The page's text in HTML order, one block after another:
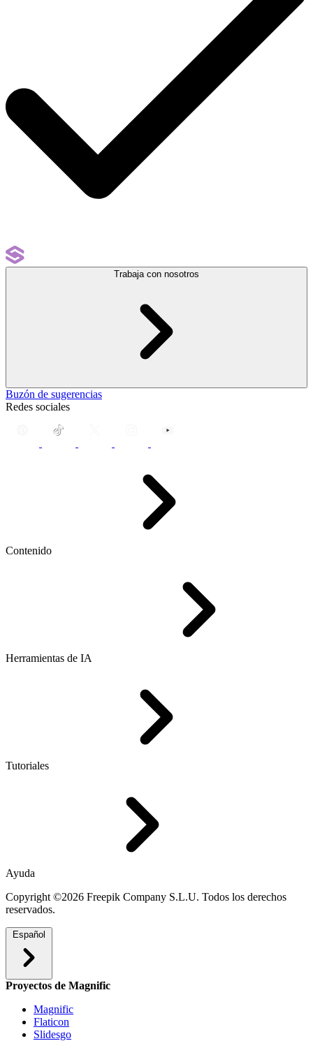
Trabaja con nosotros
Buzón de sugerencias
Redes sociales
Contenido
Herramientas de IA
Tutoriales
Ayuda
Copyright ©2026 Freepik Company S.L.U. Todos los derechos
reservados.
Español
Proyectos de Magnific
Magnific
Flaticon
Slidesgo